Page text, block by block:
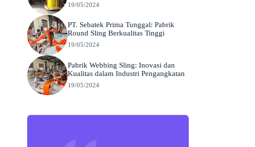
19/05/2024
PT. Sebatek Prima Tunggal: Pabrik
Round Sling Berkualitas Tinggi
19/05/2024
Pabrik Webbing Sling: Inovasi dan
Kualitas dalam Industri Pengangkatan
19/05/2024